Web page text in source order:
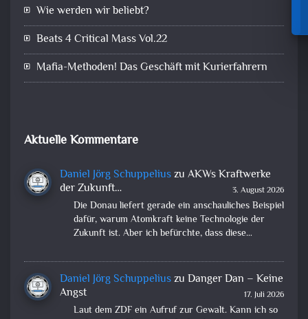
Wie werden wir beliebt?
Beats 4 Critical Mass Vol.22
Mafia-Methoden! Das Geschäft mit Kurierfahrern
Aktuelle Kommentare
Daniel Jörg Schuppeliuszu AKWs Kraftwerke
der Zukunft…
3. August 2026
Die Donau liefert gerade ein anschauliches Beispiel
dafür, warum Atomkraft keine Technologie der
Zukunft ist. Aber ich befürchte, dass diese…
Daniel Jörg Schuppeliuszu Danger Dan – Keine
Angst
17. Juli 2026
Laut dem ZDF ein Aufruf zur Gewalt. Kann ich so